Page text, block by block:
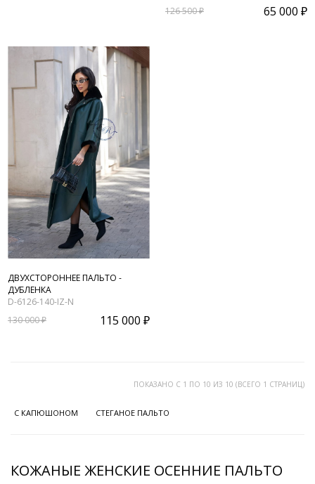
126 500 ₽
65 000 ₽
ДВУХСТОРОННЕЕ ПАЛЬТО -
ДУБЛЕНКА
D-6126-140-IZ-N
130 000 ₽
115 000 ₽
ПОКАЗАНО С 1 ПО 10 ИЗ 10 (ВСЕГО 1 СТРАНИЦ)
С КАПЮШОНОМ СТЕГАНОЕ ПАЛЬТО
КОЖАНЫЕ ЖЕНСКИЕ ОСЕННИЕ ПАЛЬТО